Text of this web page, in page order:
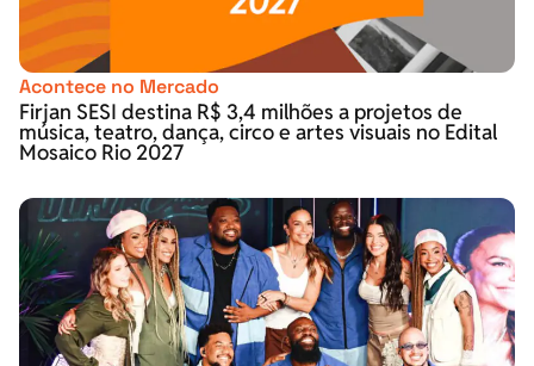
Acontece no Mercado
Firjan SESI destina R$ 3,4 milhões a projetos de
música, teatro, dança, circo e artes visuais no Edital
Mosaico Rio 2027